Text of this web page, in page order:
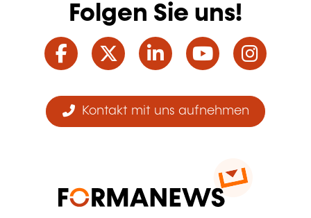
Folgen Sie uns!
Facebook
TwitterLinkedInYouTube
Kontakt mit uns aufnehmen